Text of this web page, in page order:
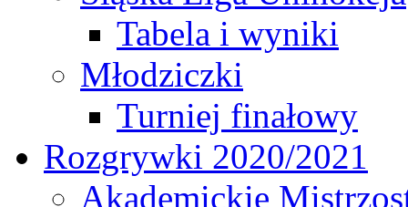
Tabela i wyniki
Młodziczki
Turniej finałowy
Rozgrywki 2020/2021
Akademickie